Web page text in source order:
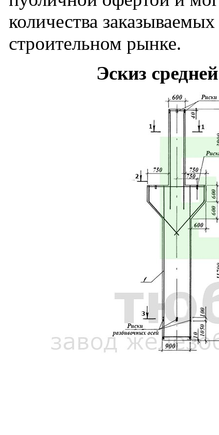
количества
строительном рынке.
Эскиз